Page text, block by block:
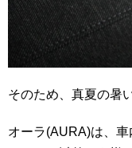
そのため、真夏の暑
オーラ(AURA)は、